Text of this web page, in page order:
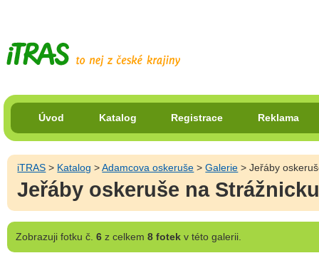
Úvod Katalog Registrace Reklama
iTRAS > Katalog >Adamcova oskeruše >Galerie > Jeřáby
Jeřáby oskeruše na
Zobrazujifotku č. 6z celkem 8 fotekv této galerii.